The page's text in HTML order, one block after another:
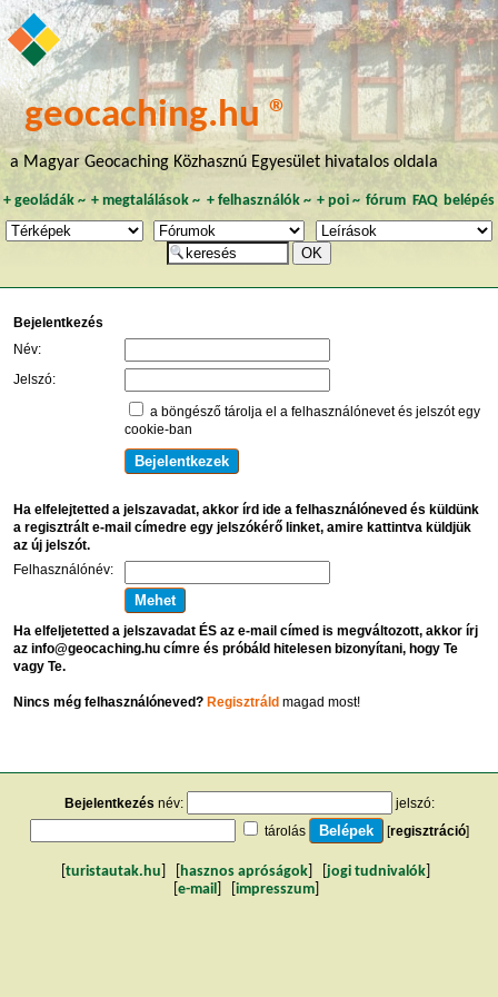
geocaching.hu ®
a Magyar Geocaching Közhasznú Egyesület hivatalos oldala
+ geoládák~ +megtalálások ~ + felhasználók~ + poi~ fórum FAQ belépés
Bejelentkezés
Név:
Jelszó:
a böngésző tárolja el a felhasználónevet és jelszót egy
cookie-ban
Ha elfelejtetted a jelszavadat, akkor írd ide a felhasználóneved és küldünk
a regisztrált e-mail címedre egy jelszókérő linket, amire kattintva küldjük
az új jelszót.
Felhasználónév:
Ha elfeljetetted a jelszavadat ÉS az e-mail címed is megváltozott, akkor írj
az info@geocaching.hu címre és próbáld hitelesen bizonyítani, hogy Te
vagy Te.
Nincs még felhasználóneved? Regisztráldmagad most!
Bejelentkezés név:
jelszó:
tárolás
[regisztráció]
turistautak.hu hasznos apróságok jogi tudnivalók
e-mail impresszum]